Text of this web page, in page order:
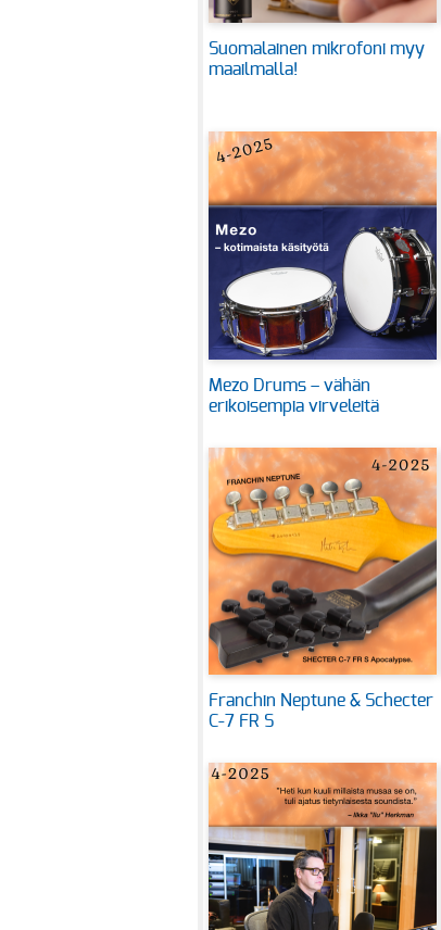
Suomalainen mikrofoni myy
maailmalla!
Mezo Drums – vähän
erikoisempia virveleitä
Franchin Neptune & Schecter
C-7 FR S